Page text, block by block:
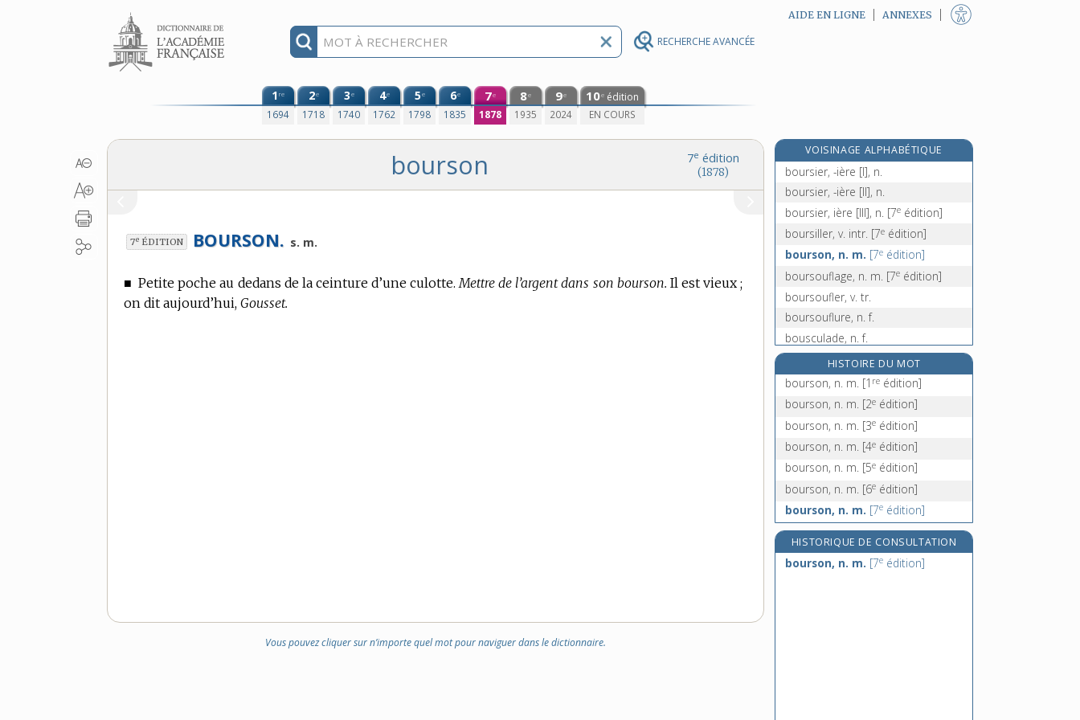
RECHERCHE AVANCÉE
Aller au contenu AIDE EN LIGNE ANNEXES
1re
1694
2e
1718
3e
1740
4e
1762
5e
1798
6e
1835
7e
1878
8e
1935
9e
2024
10e édition
EN COURS
7e édition
(1878)
bourson
7e ÉDITION BOURSON. s. m.
■Petite poche au dedans de la ceinture d’une culotte. Mettre de l’argent dans son bourson. Il est vieux ;
on dit aujourd’hui, Gousset.
Vous pouvez cliquer sur n’importe quel mot pour naviguer dans le dictionnaire.
VOISINAGE ALPHABÉTIQUE
boursicotier, -ière, n.
boursier, -ière [I], n.
boursier, -ière [II], n.
boursier, ière [III], n. [7e édition]
boursiller, v. intr. [7e édition]
bourson, n. m. [7e édition]
boursouflage, n. m. [7e édition]
boursoufler, v. tr.
boursouflure, n. f.
bousculade, n. f.
bousculer, v. tr.
bouse, n. f.
bousier, n. m.
bousillage, n. m.
bousiller, v. intr. et tr.
HISTOIRE DU MOT
bourson, n. m. [1 re édition]
bourson, n. m. [2e édition]
bourson, n. m. [3e édition]
bourson, n. m. [4e édition]
bourson, n. m. [5e édition]
bourson, n. m. [6e édition]
bourson, n. m. [7e édition]
HISTORIQUE DE CONSULTATION
bourson, n. m. [7e édition]